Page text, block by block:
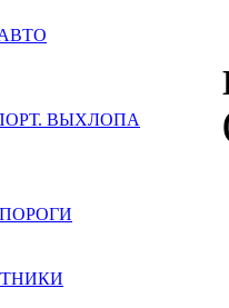
ВЫХЛОПА